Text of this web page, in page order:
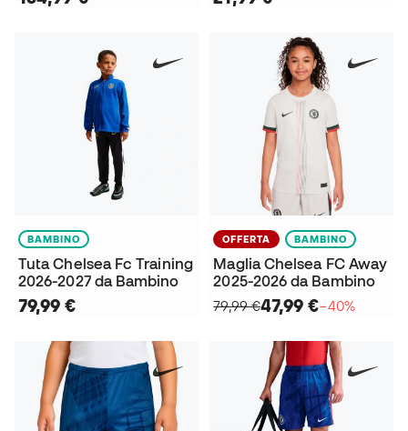
BAMBINO
Tuta Chelsea Fc Training
2026-2027 da Bambino
79,99 €
OFFERTA BAMBINO
Maglia Chelsea FC Away
2025-2026 da Bambino
79,99 €47,99 €−40%